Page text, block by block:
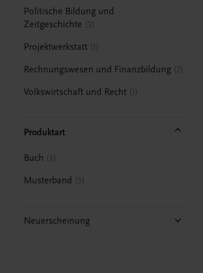
Politische Bildung und
Zeitgeschichte
3
Projektwerkstatt 1
Rechnungswesen und Finanzbildung 2
Volkswirtschaft und Recht 1
Produktart
Buch 3
Musterband 3
Neuerscheinung